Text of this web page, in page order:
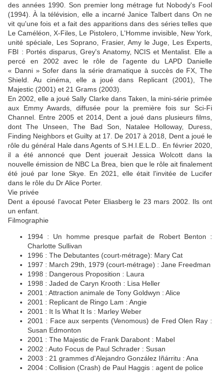
des années 1990. Son premier long métrage fut Nobody's Fool
(1994). À la télévision, elle a incarné Janice Talbert dans On ne
vit qu'une fois et a fait des apparitions dans des séries telles que
Le Caméléon, X-Files, Le Pistolero, L'Homme invisible, New York,
unité spéciale, Les Soprano, Frasier, Amy le Juge, Les Experts,
FBI : Portés disparus, Grey's Anatomy, NCIS et Mentalist. Elle a
percé en 2002 avec le rôle de l'agente du LAPD Danielle
« Danni » Sofer dans la série dramatique à succès de FX, The
Shield. Au cinéma, elle a joué dans Replicant (2001), The
Majestic (2001) et 21 Grams (2003).
En 2002, elle a joué Sally Clarke dans Taken, la mini-série primée
aux Emmy Awards, diffusée pour la première fois sur Sci-Fi
Channel. Entre 2005 et 2014, Dent a joué dans plusieurs films,
dont The Unseen, The Bad Son, Natalee Holloway, Duress,
Finding Neighbors et Guilty at 17. De 2017 à 2018, Dent a joué le
rôle du général Hale dans Agents of S.H.I.E.L.D.. En février 2020,
il a été annoncé que Dent jouerait Jessica Wolcott dans la
nouvelle émission de NBC La Brea, bien que le rôle ait finalement
été joué par Ione Skye. En 2021, elle était l'invitée de Lucifer
dans le rôle du Dr Alice Porter.
Vie privée
Dent a épousé l'avocat Peter Eliasberg le 23 mars 2002. Ils ont
un enfant.
Filmographie
1994 : Un homme presque parfait de Robert Benton :
Charlotte Sullivan
1996 : The Debutantes (court-métrage): Mary Cat
1997 : March 29th, 1979 (court-métrage) : Jane Freedman
1998 : Dangerous Proposition : Laura
1998 : Jaded de Caryn Krooth : Lisa Heller
2001 : Attraction animale de Tony Goldwyn : Alice
2001 : Replicant de Ringo Lam : Angie
2001 : It Is What It Is : Marley Weber
2001 : Face aux serpents (Venomous) de Fred Olen Ray :
Susan Edmonton
2001 : The Majestic de Frank Darabont : Mabel
2002 : Auto Focus de Paul Schrader : Susan
2003 : 21 grammes d'Alejandro González Iñárritu : Ana
2004 : Collision (Crash) de Paul Haggis : agent de police